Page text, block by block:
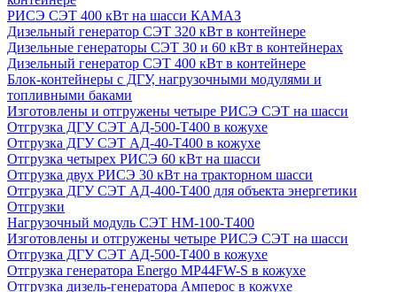
РИСЭ СЭТ 400 кВт на шасси КАМАЗ
Дизельный генератор СЭТ 320 кВт в контейнере
Дизельные генераторы СЭТ 30 и 60 кВт в контейнерах
Дизельный генератор СЭТ 400 кВт в контейнере
Блок-контейнеры с ДГУ, нагрузочными модулями и
топливными баками
Изготовлены и отгружены четыре РИСЭ СЭТ на шасси
Отгрузка ДГУ СЭТ АД-500-Т400 в кожухе
Отгрузка ДГУ СЭТ АД-40-Т400 в кожухе
Отгрузка четырех РИСЭ 60 кВт на шасси
Отгрузка двух РИСЭ 30 кВт на тракторном шасси
Отгрузка ДГУ СЭТ АД-400-Т400 для объекта энергетики
Отгрузки
Нагрузочный модуль СЭТ НМ-100-Т400
Изготовлены и отгружены четыре РИСЭ СЭТ на шасси
Отгрузка ДГУ СЭТ АД-500-Т400 в кожухе
Отгрузка генератора Energo MP44FW-S в кожухе
Отгрузка дизель-генератора Амперос в кожухе